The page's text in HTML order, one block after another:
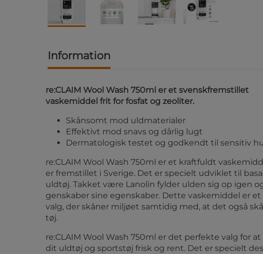
Information
re:CLAIM Wool Wash 750ml er et svenskfremstillet
vaskemiddel frit for fosfat og zeoliter.
Skånsomt mod uldmaterialer
Effektivt mod snavs og dårlig lugt
Dermatologisk testet og godkendt til sensitiv
re:CLAIM Wool Wash 750ml er et kraftfuldt
er fremstillet i Sverige. Det er specielt udviklet til
uldtøj. Takket være Lanolin fylder ulden sig op igen
genskaber sine egenskaber. Dette vaskemiddel er
valg, der skåner miljøet samtidig med, at det også
tøj.
re:CLAIM Wool Wash 750ml er det perfekte valg for
dit uldtøj og sportstøj frisk og rent. Det er specielt